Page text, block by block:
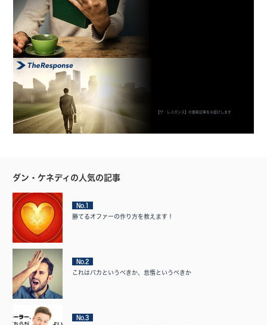
【ザ・レスポンス】の最新記事をお届けします
ダン・ケネディの人気の記事
No.1
勝てるオファーの作り方を教えます！
No.2
これはバカというべきか、怠惰というべきか
No.3